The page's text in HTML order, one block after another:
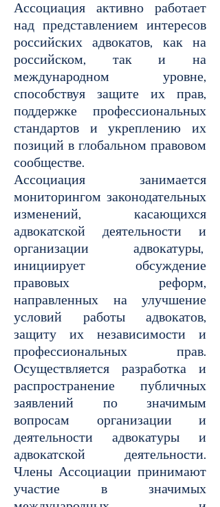
Ассоциация активно работает
над представлением интересов
российских адвокатов, как на
российском, так и на
международном уровне,
способствуя защите их прав,
поддержке профессиональных
стандартов и укреплению их
позиций в глобальном правовом
сообществе.
Ассоциация занимается
мониторингом законодательных
изменений, касающихся
адвокатской деятельности и
организации адвокатуры,
инициирует обсуждение
правовых реформ,
направленных на улучшение
условий работы адвокатов,
защиту их независимости и
профессиональных прав.
Осуществляется разработка и
распространение публичных
заявлений по значимым
вопросам организации и
деятельности адвокатуры и
адвокатской деятельности.
Члены Ассоциации принимают
участие в значимых